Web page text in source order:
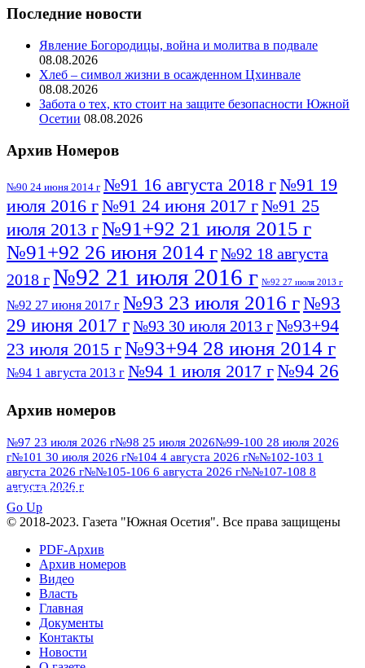
Последние новости
Явление Богородицы, война и молитва в подвале
08.08.2026
Хлеб – символ жизни в осажденном Цхинвале
08.08.2026
Забота о тех, кто стоит на защите безопасности Южной
Осетии 08.08.2026
Архив Номеров
№90 24 июня 2014 г №91 16 августа 2018 г№91 19
июля 2016 г№91 24 июня 2017 г№91 25
июля 2013 г№91+92 21 июля 2015 г
№91+92 26 июня 2014 г№92 18 августа
2018 г№92 21 июля 2016 г №92 27 июля 2013 г
№92 27 июня 2017 г №93 23 июля 2016 г№93
29 июня 2017 г№93 30 июля 2013 г№93+94
23 июля 2015 г№93+94 28 июня 2014 г
№94 1 августа 2013 г №94 1 июля 2017 г№94 26
№95 7 августа 2012 г
№95 28 июля 2016 г №95+96 3 августа
2013 г№96 6 июля 2017 г№96 9 августа
2012 г №96 28 июля 2015 г
№96+97 30 июля 2016 г
№97 11 августа 2012 г
№97 30 июля 2015 г
№98 2 августа 2016 г
августа 2013 г
№98+99 11 июля 2017 г
августа 2016 г
Архив номеров
№97 23 июля 2026 г№98 25 июля 2026№99-100 28 июля 2026
г№101 30 июля 2026 г№104 4 августа 2026 г№№102-103 1
августа 2026 г№№105-106 6 августа 2026 г№№107-108 8
августа 2026 г
ПОСМОТРЕТЬ ВСЕ
Go Up
© 2018-2023. Газета "Южная Осетия". Все права защищены
PDF-Архив
Архив номеров
Видео
Власть
Главная
Документы
Контакты
Новости